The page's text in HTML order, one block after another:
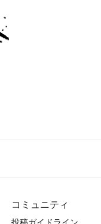
コミュニティ